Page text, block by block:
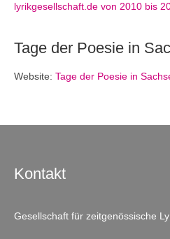
lyrikgesellschaft.de von 2010 bis
Tage der Poesie in
Website: Tage der Poesie in
Kontakt
Gesellschaft für zeitgenössische